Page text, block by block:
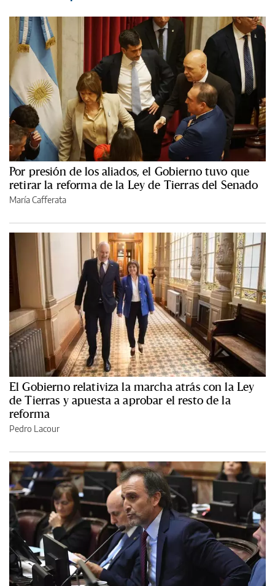
Por presión de los aliados, el Gobierno tuvo que
retirar la reforma de la Ley de Tierras del Senado
María Cafferata
El Gobierno relativiza la marcha atrás con la Ley
de Tierras y apuesta a aprobar el resto de la
reforma
Pedro Lacour